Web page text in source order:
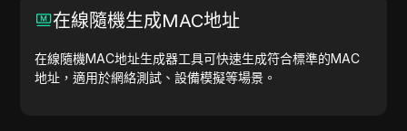
在線隨機生成MAC地址
在線隨機MAC地址生成器工具可快速生成符合標準的MAC
地址，適用於網絡測試、設備模擬等場景。